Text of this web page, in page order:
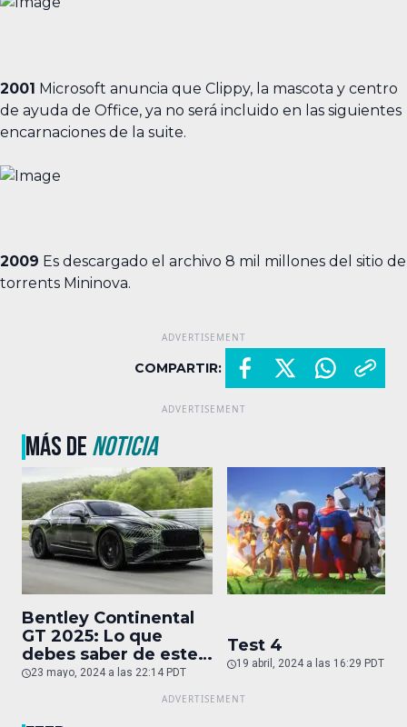
2001 Microsoft anuncia que Clippy, la mascota y centro
de ayuda de Office, ya no será incluido en las siguientes
encarnaciones de la suite.
2009 Es descargado el archivo 8 mil millones del sitio de
torrents Mininova.
COMPARTIR:
MÁS DENOTICIA
Bentley Continental
GT 2025: Lo que
debes saber de este
auto de superlujo
23 mayo, 2024 a las 22:14 PDT
Test 4
19 abril, 2024 a las 16:29 PDT